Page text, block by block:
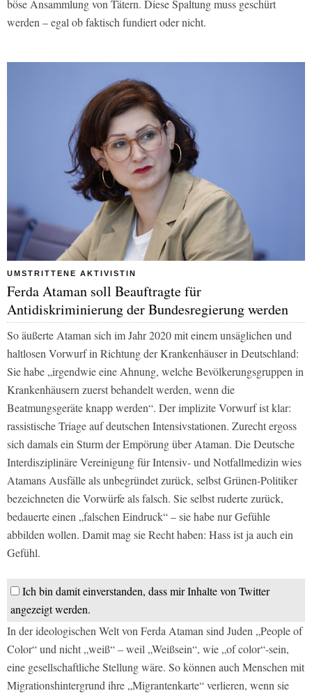
böse Ansammlung von Tätern. Diese Spaltung muss geschürt
werden – egal ob faktisch fundiert oder nicht.
UMSTRITTENE AKTIVISTIN
Ferda Ataman soll Beauftragte für
Antidiskriminierung der Bundesregierung werden
So äußerte Ataman sich im Jahr 2020 mit einem unsäglichen und
haltlosen Vorwurf in Richtung der Krankenhäuser in Deutschland:
Sie habe „irgendwie eine Ahnung, welche Bevölkerungsgruppen in
Krankenhäusern zuerst behandelt werden, wenn die
Beatmungsgeräte knapp werden“. Der implizite Vorwurf ist klar:
rassistische Triage auf deutschen Intensivstationen. Zurecht ergoss
sich damals ein Sturm der Empörung über Ataman. Die Deutsche
Interdisziplinäre Vereinigung für Intensiv- und Notfallmedizin wies
Atamans Ausfälle als unbegründet zurück, selbst Grünen-Politiker
bezeichneten die Vorwürfe als falsch. Sie selbst ruderte zurück,
bedauerte einen „falschen Eindruck“ – sie habe nur Gefühle
abbilden wollen. Damit mag sie Recht haben: Hass ist ja auch ein
Gefühl.
Ich bin damit einverstanden, dass mir Inhalte von Twitter
angezeigt werden.
In der ideologischen Welt von Ferda Ataman sind Juden „People of
Color“ und nicht „weiß“ – weil „Weißsein“, wie „of color“-sein,
eine gesellschaftliche Stellung wäre. So können auch Menschen mit
Migrationshintergrund ihre „Migrantenkarte“ verlieren, wenn sie